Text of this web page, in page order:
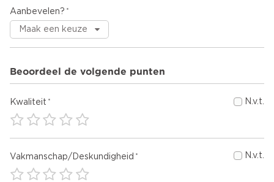
Aanbevelen?
Beoordeel de volgende punten
Kwaliteit N.v.t.
Vakmanschap/Deskundigheid N.v.t.